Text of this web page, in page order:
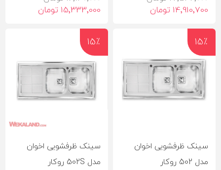
14٬910٬700 تومان
15٬333٬000 تومان
15٪
سینک ظرفشویی اخوان
مدل 502 روکار
15٪
سینک ظرفشویی اخوان
مدل 502S روکار